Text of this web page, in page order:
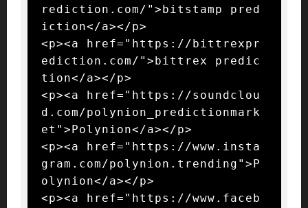
rediction.com/">bitstamp pred
iction</a></p>
<p><a href="https://bittrexpr
ediction.com/">bittrex predic
tion</a></p>
<p><a href="https://soundclou
d.com/polynion_predictionmark
et">Polynion</a></p>
<p><a href="https://www.insta
gram.com/polynion.trending">P
olynion</a></p>
<p><a href="https://www.faceb